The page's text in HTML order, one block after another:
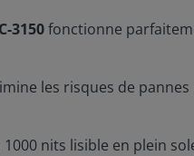
3150fonctionne
les risques de
1000 nits lisible en plein